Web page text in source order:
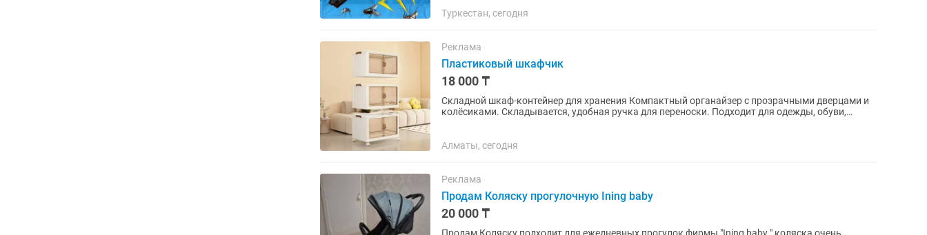
Туркестан, сегодня
Реклама
Пластиковый шкафчик
18 000 ₸
Складной шкаф-контейнер для хранения Компактный органайзер с прозрачными дверцами и
колёсиками. Складывается, удобная ручка для переноски. Подходит для одежды, обуви,
Алматы, сегодня
Реклама
Продам Коляску прогулочную Ining baby
20 000 ₸